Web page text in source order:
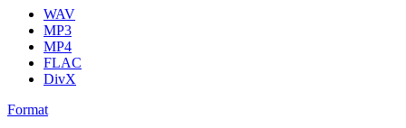
WAV
MP3
MP4
FLAC
DivX
Format